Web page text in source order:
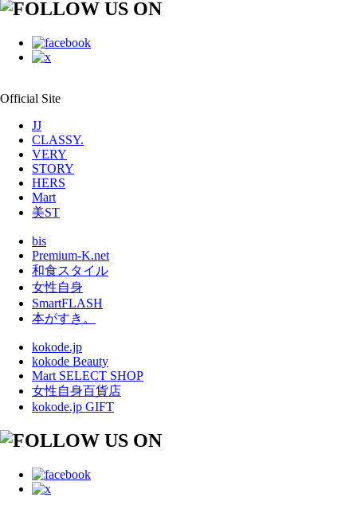
Official Site
JJ
CLASSY.
VERY
STORY
HERS
Mart
美ST
bis
Premium-K.net
和食スタイル
女性自身
SmartFLASH
本がすき。
kokode.jp
kokode Beauty
Mart SELECT SHOP
女性自身百貨店
kokode.jp GIFT